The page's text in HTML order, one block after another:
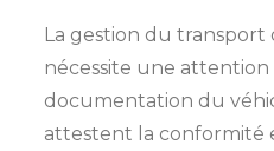
La gestion du transport
nécessite une
documentation du
attestent la conformité